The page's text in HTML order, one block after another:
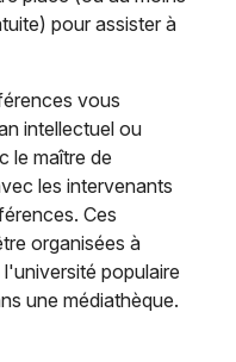
pour assister à
vous
intellectuel ou
le maître de
les intervenants
Ces
organisées à
populaire
une médiathèque.